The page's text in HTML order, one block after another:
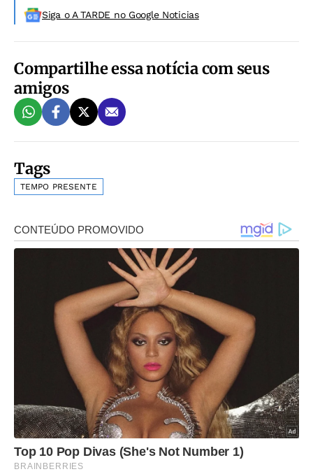
Siga o A TARDE no Google Noticias
Compartilhe essa notícia com seus
amigos
Tags
TEMPO PRESENTE